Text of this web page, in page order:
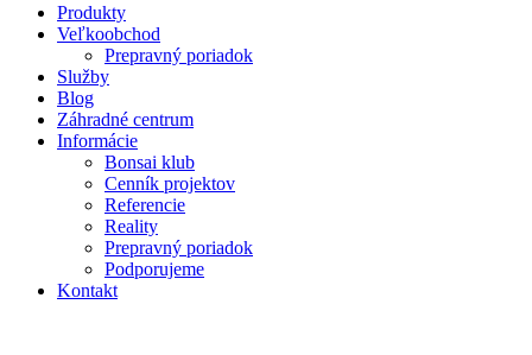
Produkty
Veľkoobchod
Prepravný poriadok
Služby
Blog
Záhradné centrum
Informácie
Bonsai klub
Cenník projektov
Referencie
Reality
Prepravný poriadok
Podporujeme
Kontakt